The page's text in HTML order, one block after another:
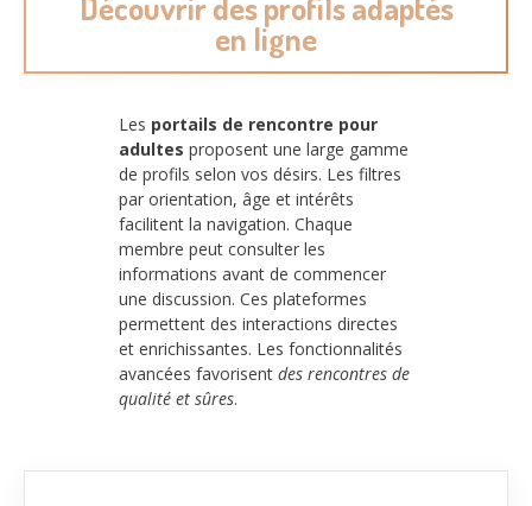
Découvrir des profils adaptés
en ligne
Les portails de rencontre pour
adultes proposent une large gamme
de profils selon vos désirs. Les filtres
par orientation, âge et intérêts
facilitent la navigation. Chaque
membre peut consulter les
informations avant de commencer
une discussion. Ces plateformes
permettent des interactions directes
et enrichissantes. Les fonctionnalités
avancées favorisent des rencontres de
qualité et sûres.